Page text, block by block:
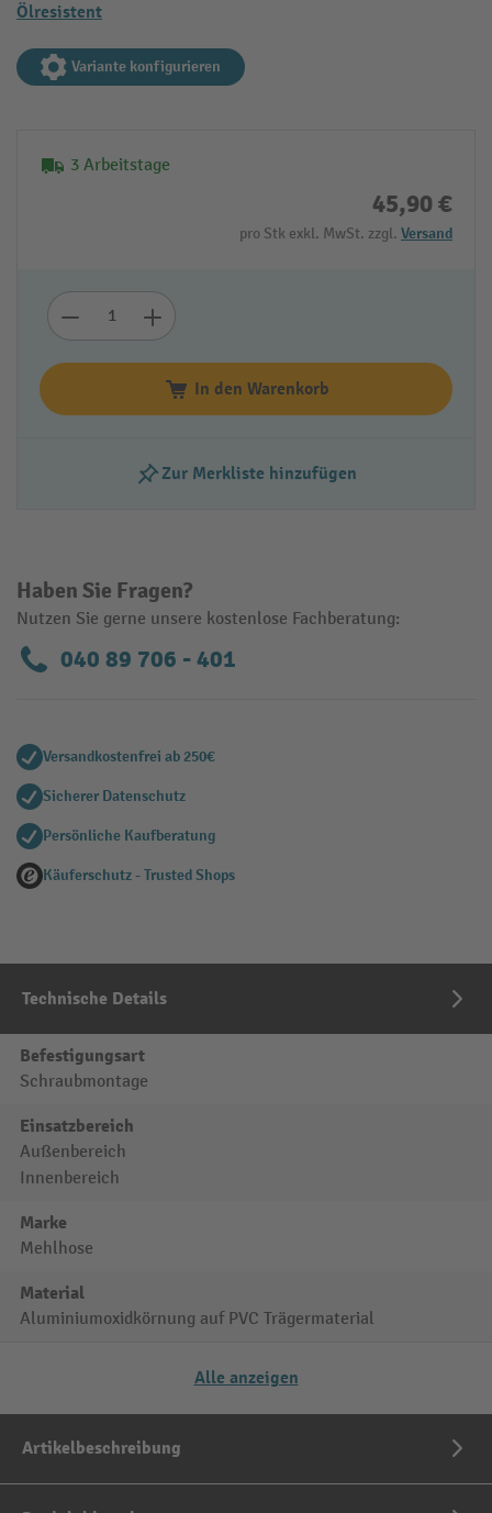
Ölresistent
Variante konfigurieren
3 Arbeitstage
45,90 €
pro Stk exkl. MwSt. zzgl. Versand
In den Warenkorb
Zur Merkliste hinzufügen
Haben Sie Fragen?
Nutzen Sie gerne unsere kostenlose Fachberatung:
040 89 706 - 401
Versandkostenfrei ab 250€
Sicherer Datenschutz
Persönliche Kaufberatung
Käuferschutz - Trusted Shops
Technische Details
Befestigungsart
Schraubmontage
Einsatzbereich
Außenbereich
Innenbereich
Marke
Mehlhose
Material
Aluminiumoxidkörnung auf PVC Trägermaterial
Alle anzeigen
Artikelbeschreibung